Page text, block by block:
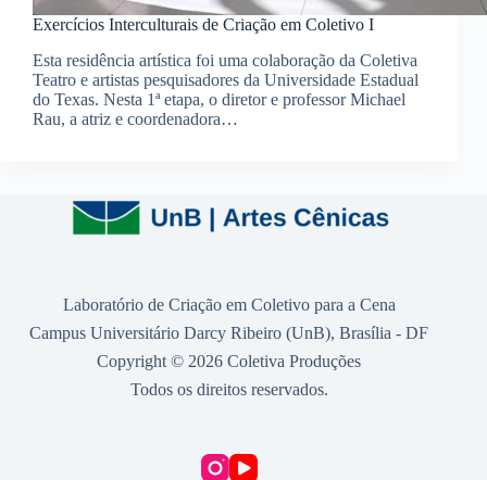
Exercícios Interculturais de Criação em Coletivo I
Esta residência artística foi uma colaboração da Coletiva
Teatro e artistas pesquisadores da Universidade Estadual
do Texas. Nesta 1ª etapa, o diretor e professor Michael
Rau, a atriz e coordenadora…
Laboratório de Criação em Coletivo para a Cena
Campus Universitário Darcy Ribeiro (UnB), Brasília - DF
Copyright © 2026 Coletiva Produções
Todos os direitos reservados.